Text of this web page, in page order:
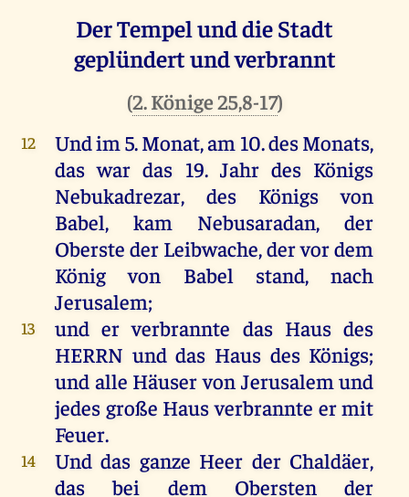
Der Tempel und die Stadt
geplündert und verbrannt
(2. Könige 25,8-17)
12 Undim 5.Monat,am 10.desMonats,
das war das 19. Jahr des Königs
Nebukadrezar, des Königs
von
Babel, kam Nebusaradan,der
Oberste der Leibwache,dervordem
König
von Babel stand,nach
Jerusalem;
13 und er verbrannte das Haus des
HERRN und das Haus des Königs;
und alle Häuser von Jerusalem und
jedes große Haus verbrannte ermit
Feuer.
14 Und das ganze Heer der Chaldäer,
das
bei dem Obersten der